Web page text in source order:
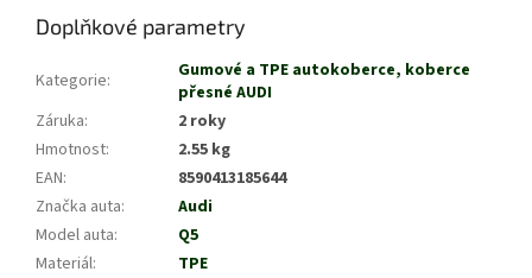
Doplňkové parametry
Kategorie:
Gumové a TPE autokoberce, koberce
přesné AUDI
Záruka:
2 roky
Hmotnost:
2.55 kg
EAN:
8590413185644
Značka auta:
Audi
Model auta:
Q5
Materiál:
TPE